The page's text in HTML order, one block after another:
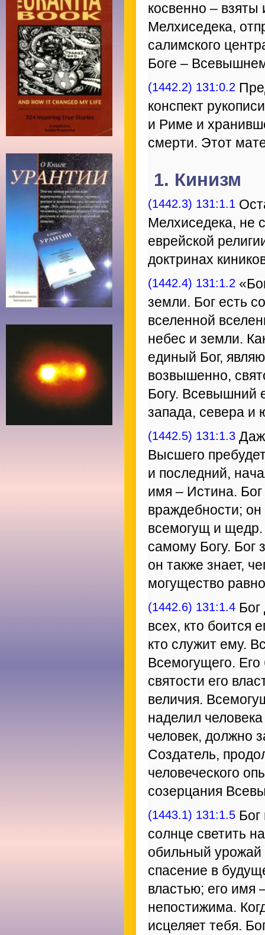
косвенно –
Мелхиседека,
салимского
Боге –
(1442.2) 131:0.2
конспект
и Риме и
смерти. Этот
1. Кинизм
(1442.3) 131:1.1
Мелхиседека, не
еврейской
доктринах
(1442.4) 131:1.2
земли. Бог есть
вселенной
небес и земли.
единый Бог,
возвышенно,
Богу. Всевышний
запада, севера и
(1442.5) 131:1.3
Высшего
и последний,
имя – Истина.
враждебности;
всемогущ и щедр.
самому Богу. Бог
он также знает,
могущество
(1442.6) 131:1.4
всех, кто боится
кто служит ему.
Всемогущего.
святости его
величия.
наделил
человек, должно
Создатель,
человеческого
созерцания
(1443.1) 131:1.5 Бог
солнце светить
обильный урожай
спасение в
властью; его имя
непостижима.
исцеляет тебя.